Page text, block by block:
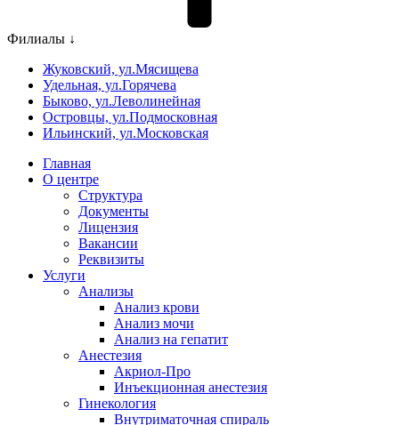
Филиалы ↓
Жуковский, ул.Мясищева
Удельная, ул.Горячева
Быково, ул.Леволинейная
Островцы, ул.Подмосковная
Ильинский, ул.Московская
Главная
О центре
Структура
Документы
Лицензия
Вакансии
Реквизиты
Услуги
Анализы
Анализ крови
Анализ мочи
Анализ на гепатит
Анестезия
Акриол-Про
Инъекционная анестезия
Гинекология
Внутриматочная спираль